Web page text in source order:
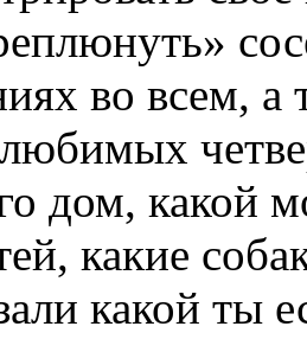
во всем, а
дом, какой
какие
какой ты